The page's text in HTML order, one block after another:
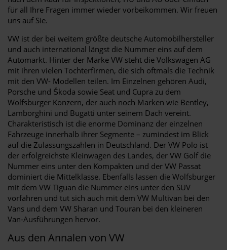
für all Ihre Fragen immer wieder vorbeikommen. Wir freuen
uns auf Sie.
VW ist der bei weitem größte deutsche Automobilhersteller
und auch international längst die Nummer eins auf dem
Automarkt. Hinter der Marke VW steht die Volkswagen AG
mit ihren vielen Tochterfirmen, die sich oftmals die Technik
mit den VW- Modellen teilen. Im Einzelnen gehören Audi,
Porsche und Škoda sowie Seat und Cupra zu dem
Wolfsburger Konzern, der auch noch Marken wie Bentley,
Lamborghini und Bugatti unter seinem Dach vereint.
Charakteristisch ist die enorme Dominanz der einzelnen
Fahrzeuge innerhalb ihrer Segmente – zumindest im Blick
auf die Zulassungszahlen in Deutschland. Der VW Polo ist
der erfolgreichste Kleinwagen des Landes, der VW Golf die
Nummer eins unter den Kompakten und der VW Passat
dominiert die Mittelklasse. Ebenfalls lassen die Wolfsburger
mit dem VW Tiguan die Nummer eins unter den SUV
vorfahren und tut sich auch mit dem VW Multivan bei den
Vans und dem VW Sharan und Touran bei den kleineren
Van-Ausführungen hervor.
Aus den Annalen von VW